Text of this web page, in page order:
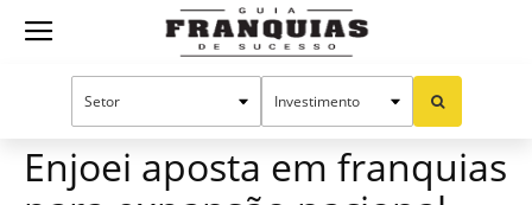
Guia
Mercado de franquias
Enjoei aposta em franquias